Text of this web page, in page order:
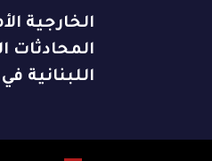
الخارجية
المحادثات
اللبنانية